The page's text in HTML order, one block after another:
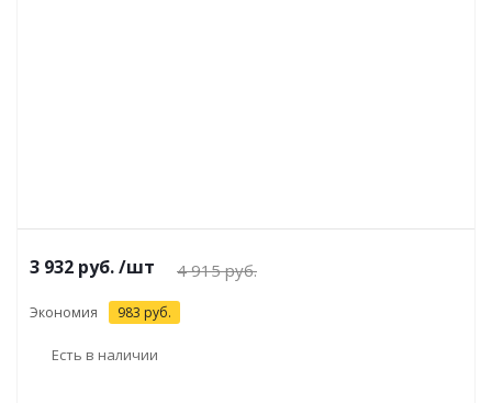
3 932 руб./шт 4 915руб.
Экономия 983 руб.
Есть в наличии